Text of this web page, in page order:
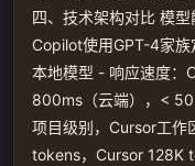
四、技术架构对比 模
Copilot使用GPT-4家
本地模型 - 响应速度
800ms（云端），<
项目级别，Cursor工
tokens，Cursor 128K